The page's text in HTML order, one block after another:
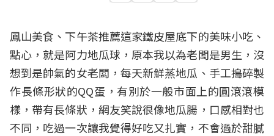
鳳山美食 、下午茶推薦這家鐵皮屋底下的美味小吃、
點心 ，就是阿力地瓜球 ，原本我以為老闆是男生，沒
想到是帥氣的女老闆，每天新鮮蒸地瓜、手工搗碎製
作長條形狀的QQ蛋，有別於一般市面上的圓滾滾模
樣，帶有長條狀，網友笑說很像地瓜腸，口感相對也
不同，吃過一次讓我覺得好吃又扎實，不會過於甜膩